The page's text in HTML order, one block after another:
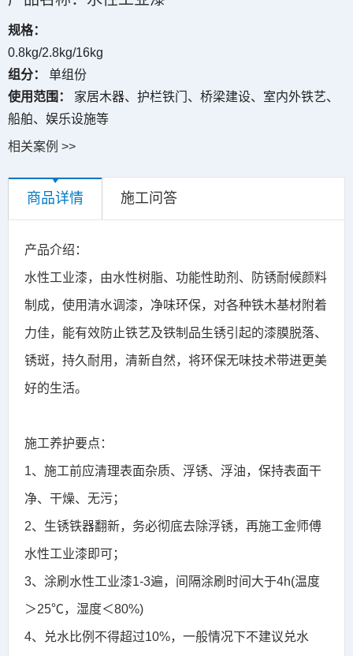
规格：
0.8kg/2.8kg/16kg
组分：
单组份
使用范围：
家居木器、护栏铁门、桥梁建设、室内外铁艺、
船舶、娱乐设施等
相关案例 >>
商品详情 施工问答
产品介绍：
水性工业漆，由水性树脂、功能性助剂、防锈耐候颜料
制成，使用清水调漆，净味环保，对各种铁木基材附着
力佳，能有效防止铁艺及铁制品生锈引起的漆膜脱落、
锈斑，持久耐用，清新自然，将环保无味技术带进更美
好的生活。
施工养护要点：
1、施工前应清理表面杂质、浮锈、浮油，保持表面干
净、干燥、无污；
2、生锈铁器翻新，务必彻底去除浮锈，再施工金师傅
水性工业漆即可；
3、涂刷水性工业漆1-3遍，间隔涂刷时间大于4h(温度
＞25℃，湿度＜80%)
4、兑水比例不得超过10%，一般情况下不建议兑水